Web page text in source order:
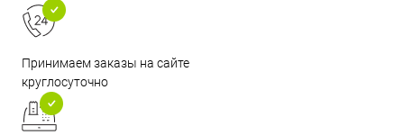
Принимаем заказы на сайте
круглосуточно